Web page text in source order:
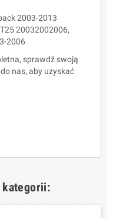
2003-2013
20032002006,
2006
sprawdź swoją
nas, aby uzyskać
kategorii: